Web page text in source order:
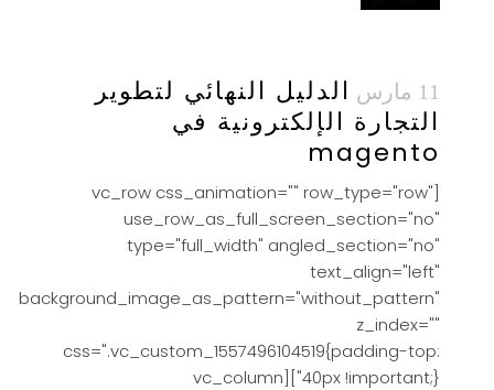
11 مارس
الدليل النهائي لتطوير
التجارة الإلكترونية في
magento
[vc_row css_animation="" row_type="row"
use_row_as_full_screen_section="no"
type="full_width" angled_section="no"
text_align="left"
background_image_as_pattern="without_pattern"
z_index=""
css=".vc_custom_1557496104519{padding-top:
40px !important;}"][vc_column